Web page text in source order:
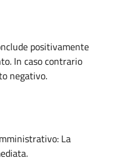
positivamente
In caso contrario
negativo.
La